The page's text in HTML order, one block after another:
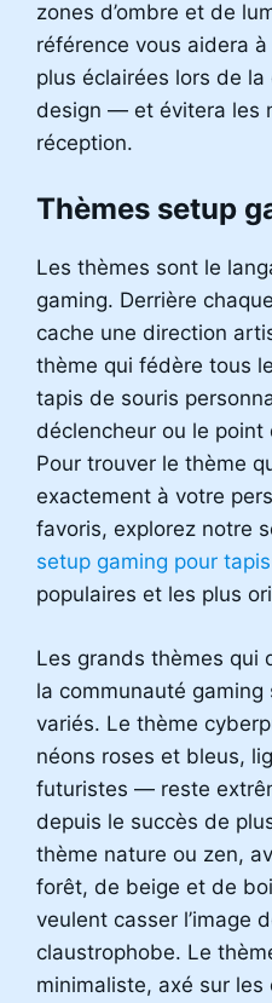
zones d’ombre et de
référence vous aidera
plus éclairées lors de
design — et évitera les
réception.
Thèmes setup
Les thèmes sont le
gaming. Derrière
cache une direction
thème qui fédère tous
tapis de souris
déclencheur ou le point
Pour trouver le thème
exactement à votre
favoris, explorez notre
setup gaming pour
populaires et les plus
Les grands thèmes qui
la communauté
variés. Le thème
néons roses et bleus,
futuristes — reste
depuis le succès de
thème nature ou zen,
forêt, de beige et de
veulent casser l’image
claustrophobe. Le
minimaliste, axé sur